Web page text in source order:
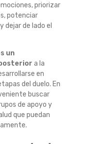
priorizar
potenciar
de lado el
un
a la
en
del duelo. En
buscar
de apoyo y
que puedan